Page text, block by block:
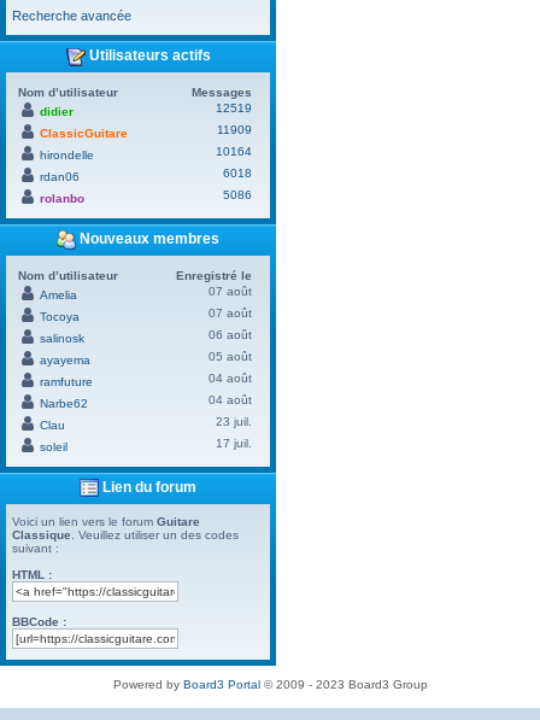
Recherche avancée
Utilisateurs actifs
Nom d’utilisateur
Messages
didier
12519
ClassicGuitare
11909
hirondelle
10164
rdan06
6018
rolanbo
5086
Nouveaux membres
Nom d’utilisateur
Enregistré le
Amelia
07 août
Tocoya
07 août
salinosk
06 août
ayayema
05 août
ramfuture
04 août
Narbe62
04 août
Clau
23 juil.
soleil
17 juil.
Lien du forum
Voici un lien vers le forum Guitare
Classique . Veuillez utiliser un des codes
suivant :
HTML :
BBCode :
Powered by Board3 Portal© 2009 - 2023 Board3 Group